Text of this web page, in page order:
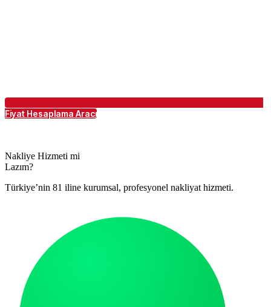
Fiyat Hesaplama Aracı
Nakliye Hizmeti mi
Lazım?
Türkiye’nin 81 iline kurumsal, profesyonel nakliyat hizmeti.